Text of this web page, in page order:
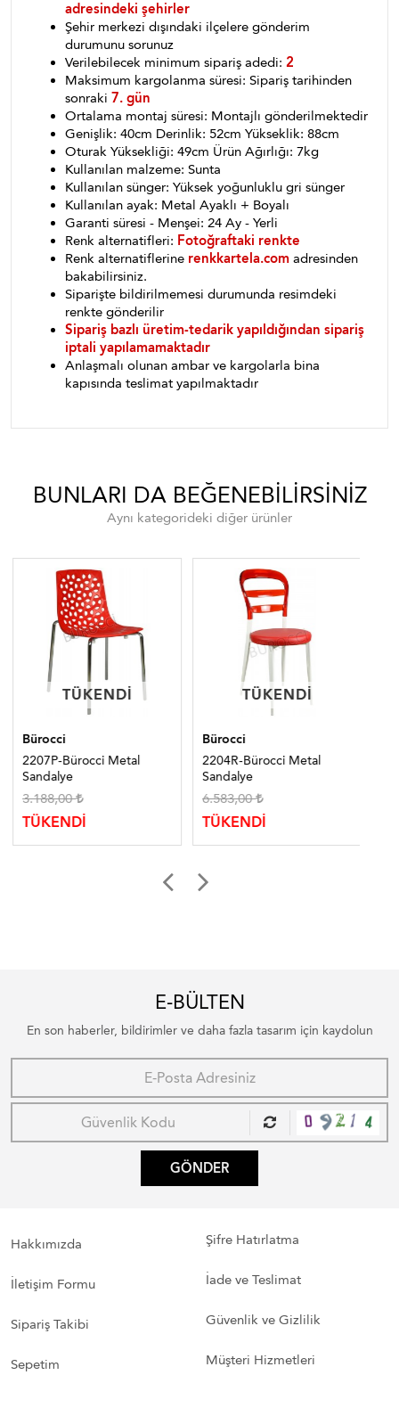
adresindeki şehirler
Şehir merkezi dışındaki ilçelere gönderim
durumunu sorunuz
Verilebilecek minimum sipariş adedi: 2
Maksimum kargolanma süresi: Sipariş tarihinden
sonraki 7. gün
Ortalama montaj süresi: Montajlı gönderilmektedir
Genişlik: 40cm Derinlik: 52cm Yükseklik: 88cm
Oturak Yüksekliği: 49cm Ürün Ağırlığı: 7kg
Kullanılan malzeme: Sunta
Kullanılan sünger: Yüksek yoğunluklu gri sünger
Kullanılan ayak: Metal Ayaklı + Boyalı
Garanti süresi - Menşei: 24 Ay - Yerli
Renk alternatifleri: Fotoğraftaki renkte
Renk alternatiflerine renkkartela.com adresinden
bakabilirsiniz.
Siparişte bildirilmemesi durumunda resimdeki
renkte gönderilir
Sipariş bazlı üretim-tedarik yapıldığından sipariş
iptali yapılamamaktadır
Anlaşmalı olunan ambar ve kargolarla bina
kapısında teslimat yapılmaktadır
BUNLARI DA BEĞENEBILIRSINIZ
Aynı kategorideki diğer ürünler
TÜKENDI
TÜKENDI
Bürocci
2207P-Bürocci Metal
Sandalye
3.188,00
TÜKENDİ
TÜKENDI
TÜKENDI
Bürocci
2204R-Bürocci Metal
Sandalye
6.583,00
TÜKENDİ
E-BÜLTEN
En son haberler, bildirimler ve daha fazla tasarım için kaydolun
GÖNDER
Hakkımızda
İletişim Formu
Sipariş Takibi
Sepetim
Şifre Hatırlatma
İade ve Teslimat
Güvenlik ve Gizlilik
Müşteri Hizmetleri